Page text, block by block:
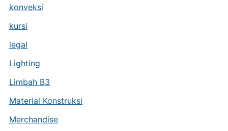
konveksi
kursi
legal
Lighting
Limbah B3
Material Konstruksi
Merchandise